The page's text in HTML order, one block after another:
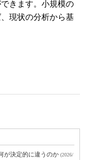
きます。小規模の
現状の分析から基
が決定的に違うのか (2026/